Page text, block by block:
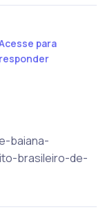
para
responder
baiana-
brasileiro-de-